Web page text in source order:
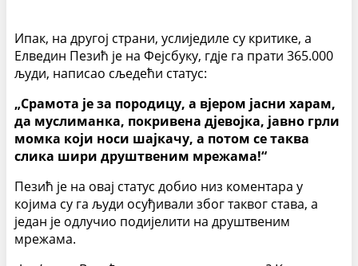
Ипак, на другој страни, услиједиле су критике, а
Елведин Пезић је на Фејсбуку, гдје га прати 365.000
људи, написао сљедећи статус:
„Срамота је за породицу, а вјером јасни харам,
да муслиманка, покривена дјевојка, јавно грли
момка који носи шајкачу, а потом се таква
слика шири друштвеним мрежама!“
Пезић је на овај статус добио низ коментара у
којима су га људи осуђивали због таквог става, а
један је одлучио подијелити на друштвеним
мрежама.